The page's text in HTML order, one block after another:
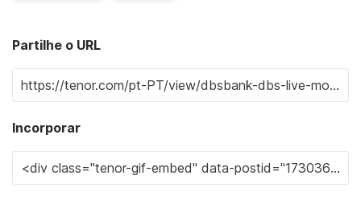
Partilhe o URL
Incorporar